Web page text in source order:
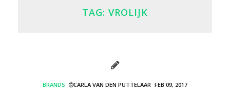
TAG: VROLIJK
BRANDS CARLA VAN DEN PUTTELAAR FEB 09, 2017